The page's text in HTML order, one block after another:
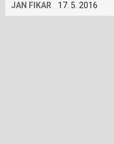
JAN FIKAR 17. 5. 2016